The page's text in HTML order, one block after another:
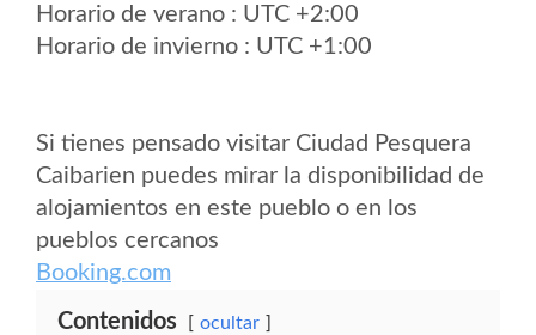
Horario de verano : UTC +2:00
Horario de invierno : UTC +1:00
Si tienes pensado visitar Ciudad Pesquera
Caibarien puedes mirar la disponibilidad de
alojamientos en este pueblo o en los
pueblos cercanos
Booking.com
Contenidos ocultar